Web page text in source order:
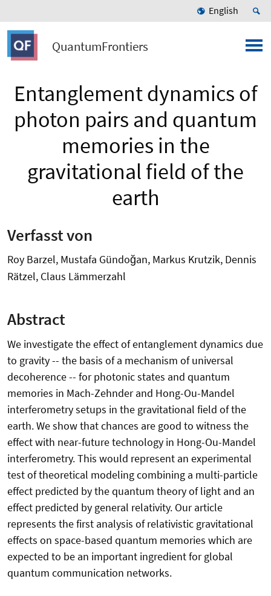
English
QuantumFrontiers
Entanglement dynamics of
photon pairs and quantum
memories in the
gravitational field of the
earth
Verfasst von
Roy Barzel, Mustafa Gündoğan, Markus Krutzik, Dennis
Rätzel, Claus Lämmerzahl
Abstract
We investigate the effect of entanglement dynamics due
to gravity -- the basis of a mechanism of universal
decoherence -- for photonic states and quantum
memories in Mach-Zehnder and Hong-Ou-Mandel
interferometry setups in the gravitational field of the
earth. We show that chances are good to witness the
effect with near-future technology in Hong-Ou-Mandel
interferometry. This would represent an experimental
test of theoretical modeling combining a multi-particle
effect predicted by the quantum theory of light and an
effect predicted by general relativity. Our article
represents the first analysis of relativistic gravitational
effects on space-based quantum memories which are
expected to be an important ingredient for global
quantum communication networks.